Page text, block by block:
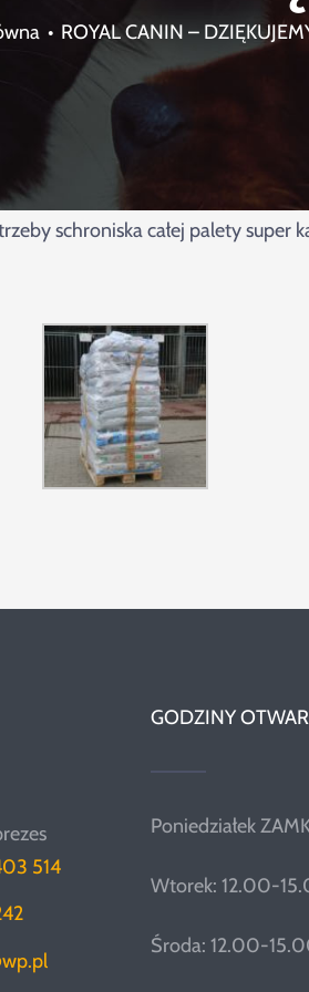
ROYAL CANIN –
schroniska całej palety super
514
GODZINY
Poniedziałek
Wtorek: 12.00-
Środa: 12.00-